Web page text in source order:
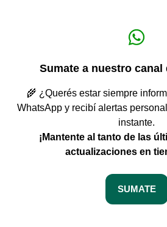
Sumate a nuestro canal
🌾 ¿Querés estar siempre
WhatsApp y recibí alertas
instante.
¡Mantente al tanto de las
actualizaciones en
SUMATE